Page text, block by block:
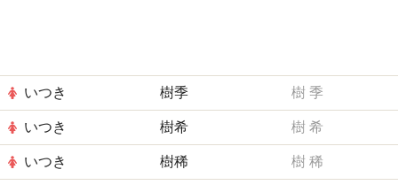
いつき 樹季 樹 季
いつき 樹希 樹 希
いつき 樹稀 樹 稀